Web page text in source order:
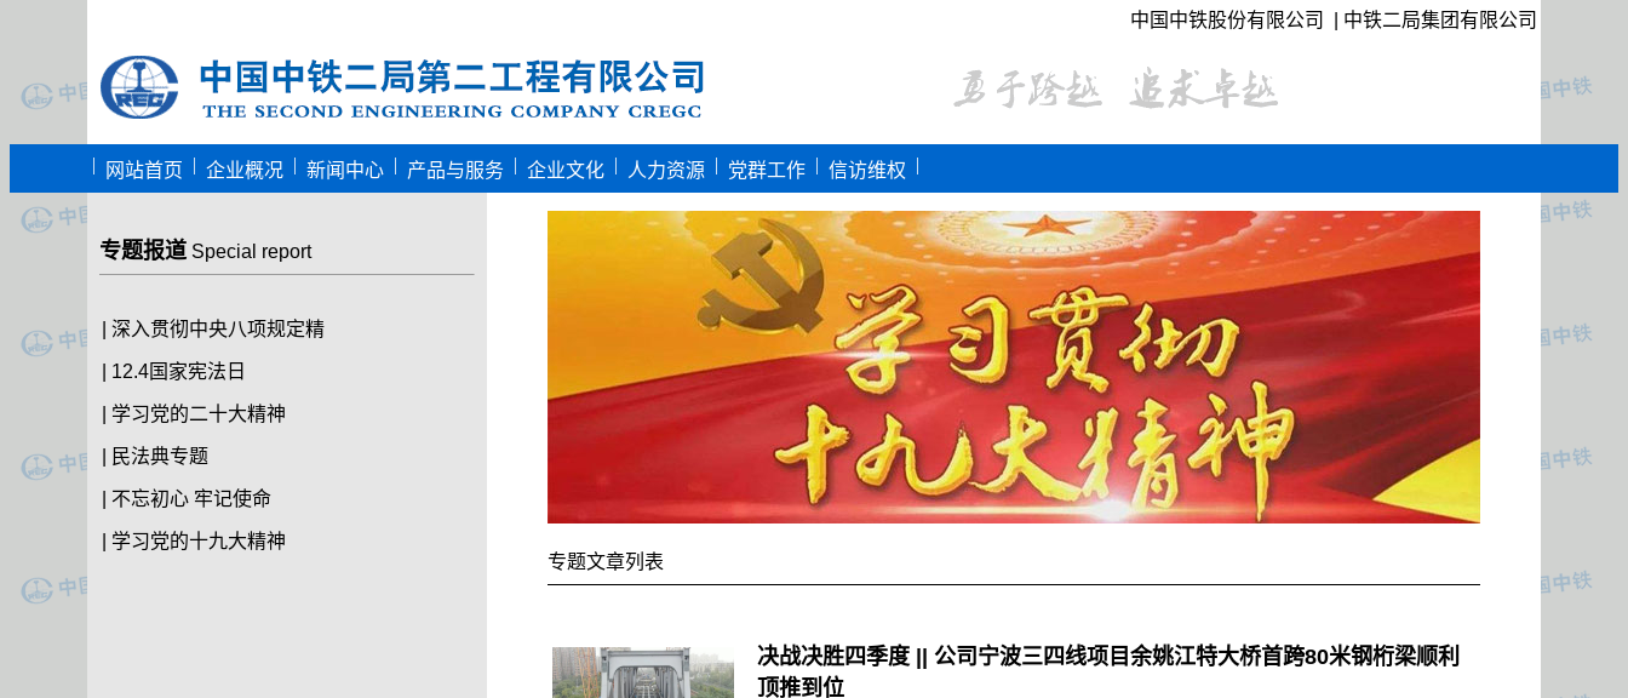
中国中铁股份有限公司 中铁二局集团有限公司
| 网站首页 | 企业概况 | 新闻中心 | 产品与服务 | 企业文化 | 人力资源 | 党群工作 | 信访维权 |
专题报道 Special report
深入贯彻中央八项规定精
12.4国家宪法日
学习党的二十大精神
民法典专题
不忘初心 牢记使命
学习党的十九大精神
专题文章列表
决战决胜四季度 || 公司宁波三四线项目余姚江特大桥首跨80米钢桁梁顺利
顶推到位